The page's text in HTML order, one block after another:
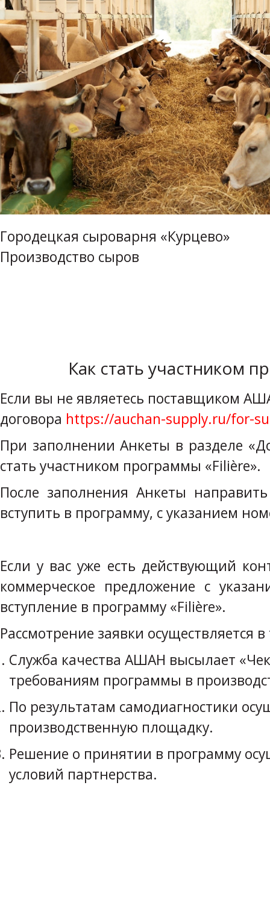
Городецкая сыроварня «Курцево»
Производство сыров
Как стать участником
Если вы не являетесь поставщиком
договора https://auchan-supply.ru/for-
При заполнении Анкеты в разделе
стать участником программы «Filière».
После заполнения Анкеты
вступить в программу, с указанием
Если у вас уже есть действующий
коммерческое предложение с
вступление в программу «Filière».
Рассмотрение заявки осуществляется
Служба качества АШАН высылает
требованиям программы в
По результатам самодиагностики
производственную площадку.
Решение о принятии в программу
условий партнерства.